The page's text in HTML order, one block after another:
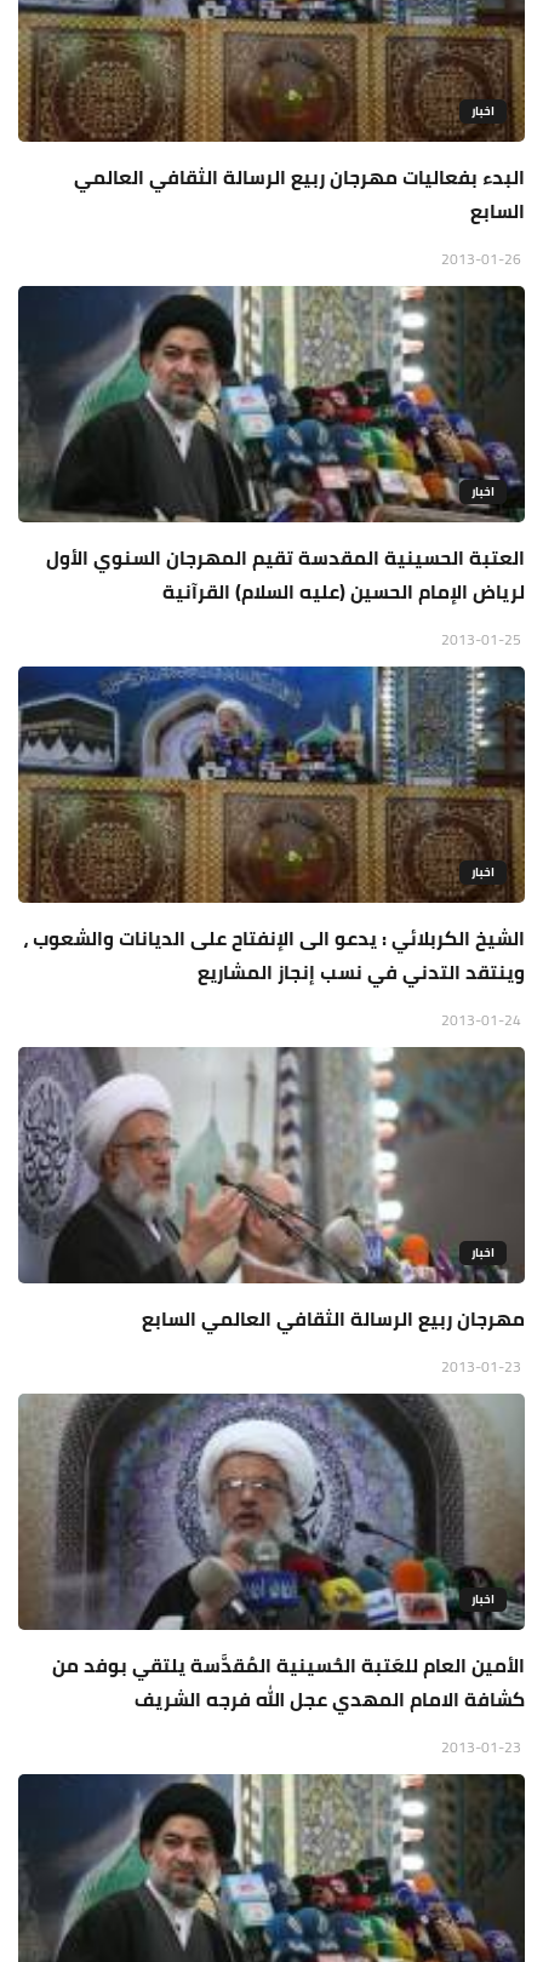
اخبار
البدء بفعاليات مهرجان ربيع الرسالة الثقافي العالمي
السابع
اخبار
العتبة الحسينية المقدسة تقيم المهرجان السنوي الأول
لرياض الإمام الحسين (عليه السلام) القرآنية
اخبار
الشيخ الكربلائي : يدعو الى الإنفتاح على الديانات والشعوب ،
وينتقد التدني في نسب إنجاز المشاريع
اخبار
مهرجان ربيع الرسالة الثقافي العالمي السابع
اخبار
الأمين العام للعَتبة الحُسينية المُقدَّسة يلتقي بوفد من
كشافة الامام المهدي عجل الله فرجه الشريف